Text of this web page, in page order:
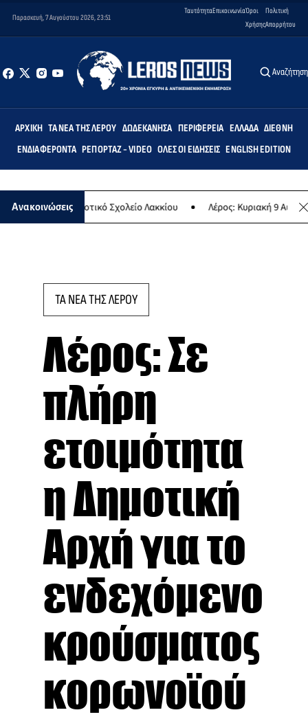
Παρασκευή, 7 Αυγούστου 2026, 23:51
ΤαυτότηταΕπικοινωνίαΌροι
Χρήσης
Πολιτική
Απορρήτου
Αναζήτηση
ΑΡΧΙΚΉ ΤΑ ΝΈΑ ΤΗΣ ΛΈΡΟΥ ΔΩΔΕΚΆΝΗΣΑ ΠΕΡΙΦΈΡΕΙΑ ΕΛΛΆΔΑ ΔΙΕΘΝΉ
ΕΝΔΙΑΦΈΡΟΝΤΑ ΡΕΠΟΡΤΆΖ - VIDEO ΌΛΕΣ ΟΙ ΕΙΔΉΣΕΙΣ ENGLISH EDITION
Ανακοινώσεις
στο Δημοτικό Σχολείο Λακκίου Λέρος: Κυριακή 9
ΤΑ ΝΕΑ ΤΗΣ ΛΕΡΟΥ
Λέρος: Σε
πλήρη
ετοιμότητα
η Δημοτική
Αρχή για το
ενδεχόμενο
κρούσματος
κορωνοϊού